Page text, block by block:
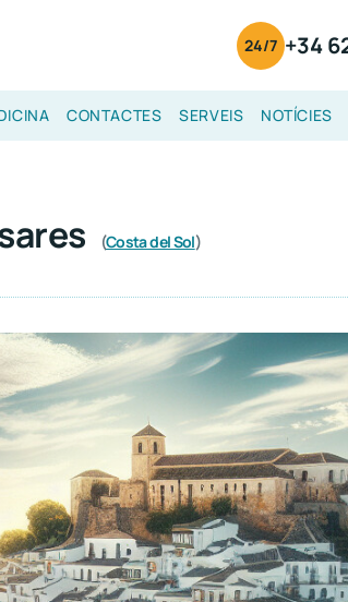
24/7 +34
CONTACTES SERVEIS NOTÍCIES
(Costa del Sol)